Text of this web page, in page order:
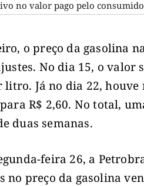
no valor pago pelo
o preço da gasolina
No dia 15, o valor
litro. Já no dia 22, houve
R$ 2,60. No total,
duas semanas.
feira 26, a
no preço da gasolina